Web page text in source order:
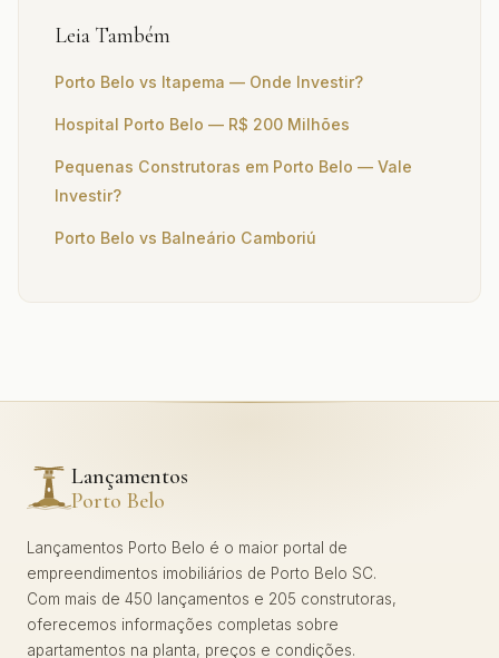
Leia Também
Porto Belo vs Itapema — Onde Investir?
Hospital Porto Belo — R$ 200 Milhões
Pequenas Construtoras em Porto Belo — Vale
Investir?
Porto Belo vs Balneário Camboriú
Lançamentos
Porto Belo
Lançamentos Porto Belo é o maior portal de
empreendimentos imobiliários de Porto Belo SC.
Com mais de 450 lançamentos e 205 construtoras,
oferecemos informações completas sobre
apartamentos na planta, preços e condições.